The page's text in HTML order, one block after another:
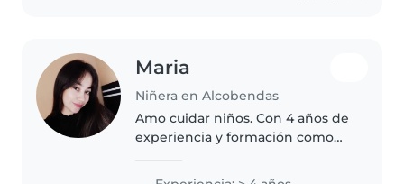
Maria
Niñera en Alcobendas
Amo cuidar niños. Con 4 años de
experiencia y formación como
manualidades, música y juegos